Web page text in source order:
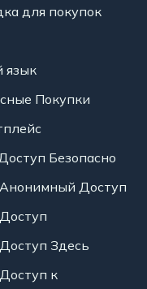
для покупок
язык
Покупки
Безопасно
Доступ
Здесь
к